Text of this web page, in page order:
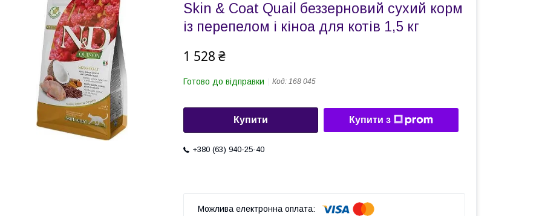
Skin & Coat Quail беззерновий сухий корм
із перепелом і кіноа для котів 1,5 кг
1 528 ₴
Готово до відправки Код: 168 045
Купити Купити з
+380 (63) 940-25-40